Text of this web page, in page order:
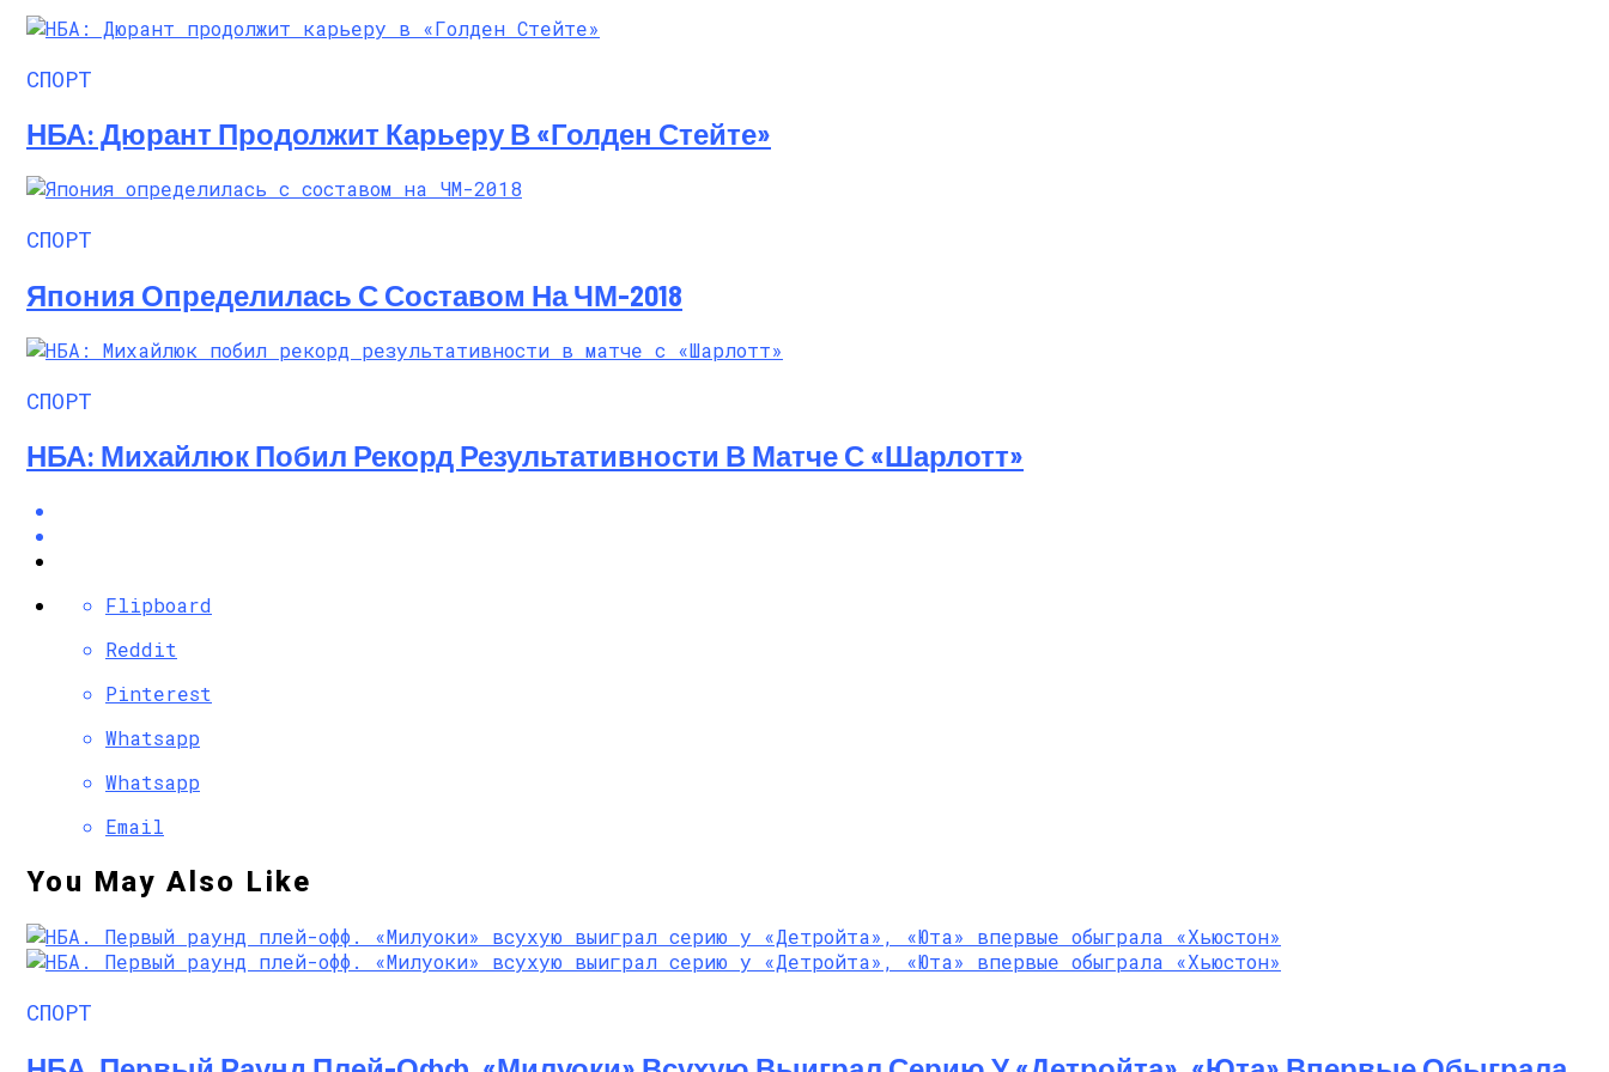
Алёна Шоптенко Показала Танцевальный Мастер-Класс На Пляже В Турции
СПОРТ
НБА: Дюрант Продолжит Карьеру В «Голден Стейте»
СПОРТ
Япония Определилась С Составом На ЧМ-2018
СПОРТ
НБА: Михайлюк Побил Рекорд Результативности В Матче С «Шарлотт»
Flipboard
Reddit
Pinterest
Whatsapp
Whatsapp
Email
You May Also Like
СПОРТ